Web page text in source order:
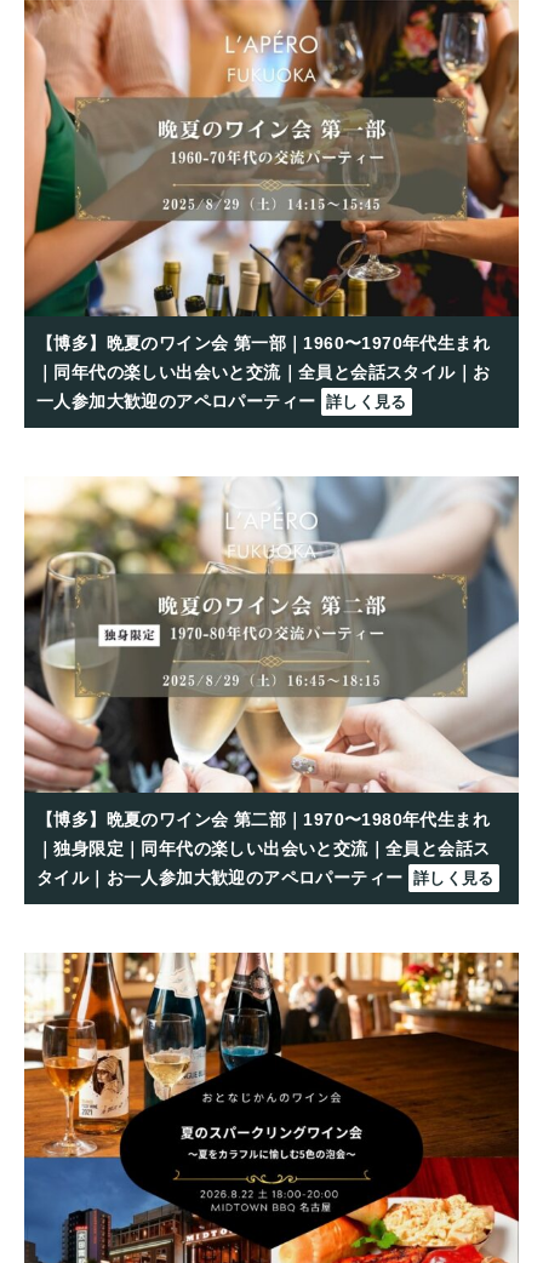
【博多】晩夏のワイン会 第一部｜1960〜1970年代生まれ
｜同年代の楽しい出会いと交流｜全員と会話スタイル｜お
一人参加大歓迎のアペロパーティー 詳しく見る
【博多】晩夏のワイン会 第二部｜1970〜1980年代生まれ
｜独身限定｜同年代の楽しい出会いと交流｜全員と会話ス
タイル｜お一人参加大歓迎のアペロパーティー 詳しく見る